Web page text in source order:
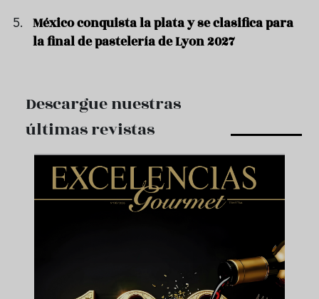
México conquista la plata y se clasifica para
la final de pastelería de Lyon 2027
Descargue nuestras
últimas revistas